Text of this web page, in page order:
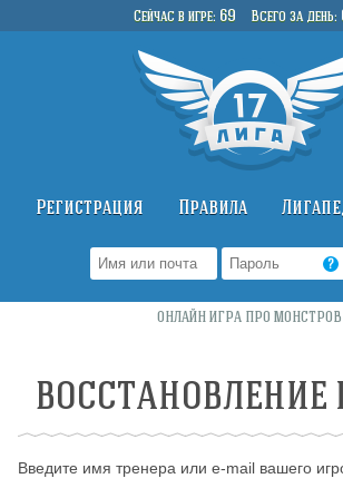
Сейчас в игре 69 Всего за день
Регистрация Правила
?
ОНЛАЙН ИГРА ПРО МОНСТРОВ
ВОССТАНОВЛЕНИЕ
Введите имя тренера или e-mail вашего